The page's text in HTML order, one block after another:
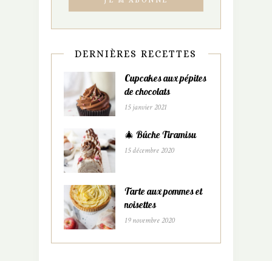
DERNIÈRES RECETTES
Cupcakes aux pépites
de chocolats
15 janvier 2021
🎄 Bûche Tiramisu
15 décembre 2020
Tarte aux pommes et
noisettes
19 novembre 2020